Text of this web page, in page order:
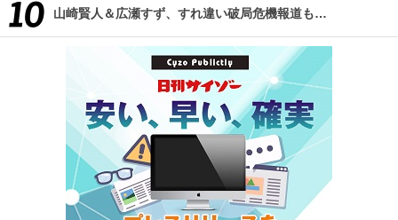
山崎賢人＆広瀬すず、すれ違い破局危機報道も…